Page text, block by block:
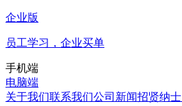
企业版
员工学习，企业买单
手机端
电脑端
关于我们联系我们公司新闻招贤纳士